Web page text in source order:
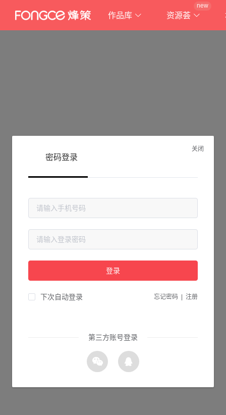
作品库 资源荟
new
抱歉!
请检查您输入的网址是否正确，或点击下面的按钮返回首页。
关闭
密码登录
登录
下次自动登录 忘记密码 注册
第三方账号登录